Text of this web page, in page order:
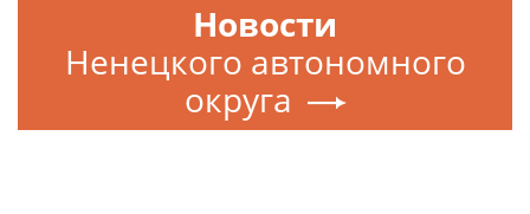
Новости
Ненецкого автономного
округа